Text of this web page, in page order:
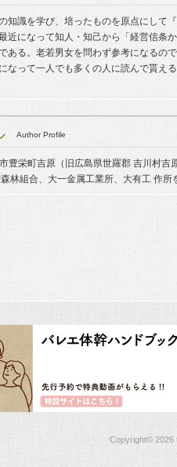
知識を学び、培ったものを原点にして
近になって知人・知己から「経営信条
ある。老若男女を問わず参考になるの
なって一人でも多くの人に読んで貰え
Author Profile
豊栄町吉原（旧広島県世羅郡 吉川村吉
林組合、大一金属工業所、大有工 作所
Copyright© 2026